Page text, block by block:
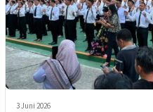
3 Juni 2026